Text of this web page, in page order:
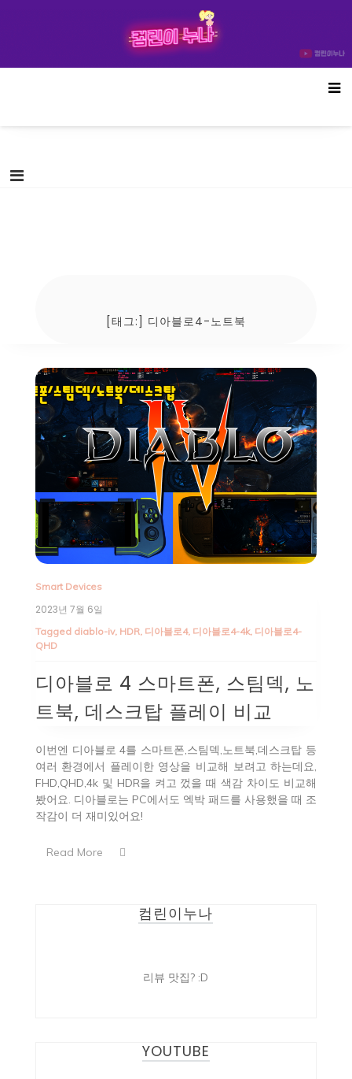
[태그:] 디아블로4-노트북
Smart Devices
2023년 7월 6일
Tagged diablo-iv, HDR, 디아블로4, 디아블로4-4k, 디아블로4-
QHD
디아블로 4 스마트폰, 스팀덱, 노
트북, 데스크탑 플레이 비교
이번엔 디아블로 4를 스마트폰,스팀덱,노트북,데스크탑 등
여러 환경에서 플레이한 영상을 비교해 보려고 하는데요,
FHD,QHD,4k 및 HDR을 켜고 껐을 때 색감 차이도 비교해
봤어요. 디아블로는 PC에서도 엑박 패드를 사용했을 때 조
작감이 더 재미있어요!
Read More
컴린이누나
리뷰 맛집? :D
YOUTUBE